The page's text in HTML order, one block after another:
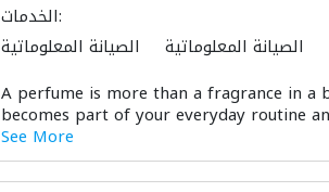
الخدمات:
الصيانة المعلوماتية
الصيانة المعلوماتية
A perfume is more than a fragrance in a
becomes part of your everyday routine
See More